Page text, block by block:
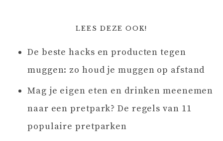
LEES DEZE OOK!
De beste hacks en producten tegen
muggen: zo houd je muggen op afstand
Mag je eigen eten en drinken meenemen
naar een pretpark? De regels van 11
populaire pretparken